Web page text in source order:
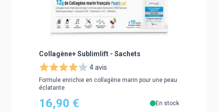
Collagène+ Sublimlift - Sachets
4 avis
Formule enrichie en collagène marin pour une peau
éclatante
16,90 € En stock